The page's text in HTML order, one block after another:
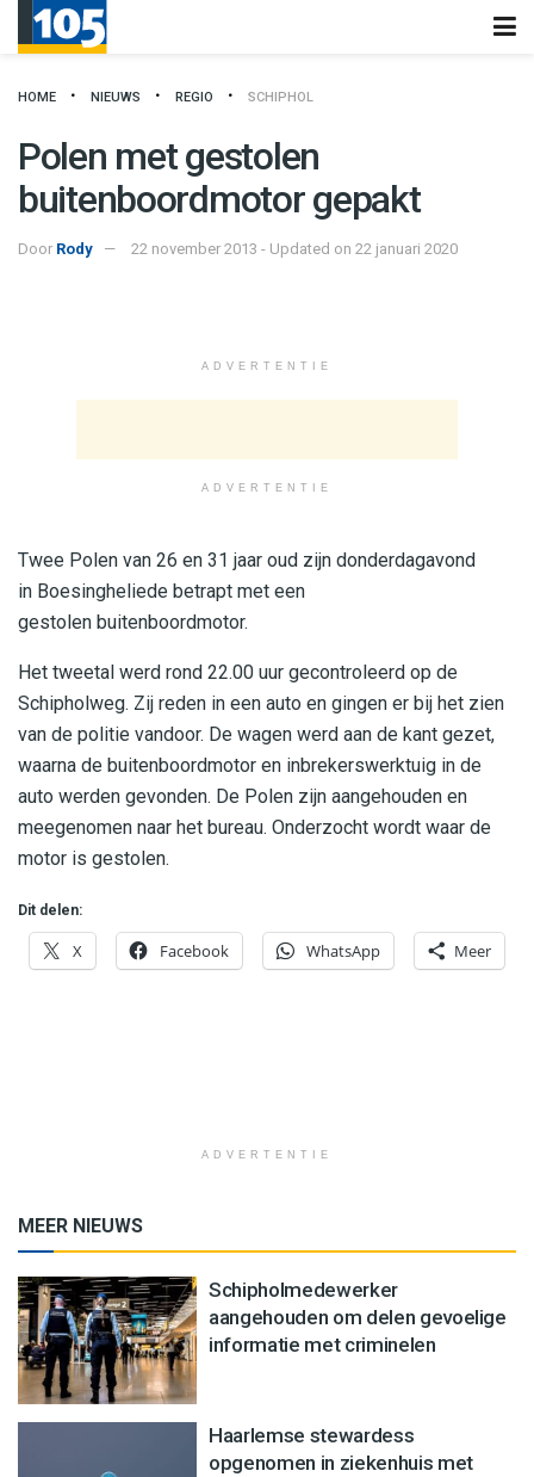
HOME NIEUWS REGIO SCHIPHOL
Polen met gestolen
buitenboordmotor gepakt
Door Rody 22 november 2013 - Updated on 22 januari 2020
ADVERTENTIE
ADVERTENTIE
Twee Polen van 26 en 31 jaar oud zijn donderdagavond
in Boesingheliede betrapt met een
gestolen buitenboordmotor.
Het tweetal werd rond 22.00 uur gecontroleerd op de
Schipholweg. Zij reden in een auto en gingen er bij het zien
van de politie vandoor. De wagen werd aan de kant gezet,
waarna de buitenboordmotor en inbrekerswerktuig in de
auto werden gevonden. De Polen zijn aangehouden en
meegenomen naar het bureau. Onderzocht wordt waar de
motor is gestolen.
Dit delen:
X Facebook WhatsApp Meer
ADVERTENTIE
MEER NIEUWS
Schipholmedewerker
aangehouden om delen gevoelige
informatie met criminelen
Haarlemse stewardess
opgenomen in ziekenhuis met